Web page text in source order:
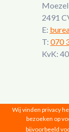
2491
E:
T: 070
KvK:
Wij vinden privacy
bezoeken op
bijvoorbeeld